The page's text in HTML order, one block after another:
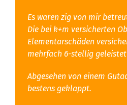
Es waren zig von mir
Die bei k+m versicherten
Elementarschäden
mehrfach 6-stellig
Abgesehen von einem
bestens geklappt.